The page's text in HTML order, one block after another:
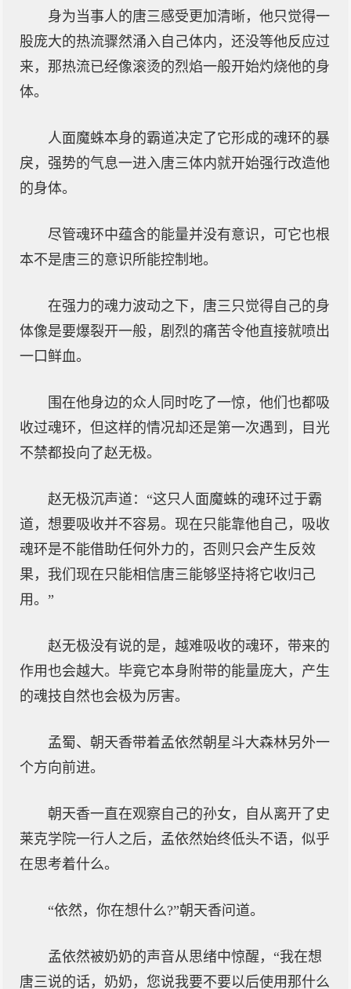
身为当事人的唐三感受更加清晰，他只觉得一
股庞大的热流骤然涌入自己体内，还没等他反应过
来，那热流已经像滚烫的烈焰一般开始灼烧他的身
体。
人面魔蛛本身的霸道决定了它形成的魂环的暴
戾，强势的气息一进入唐三体内就开始强行改造他
的身体。
尽管魂环中蕴含的能量并没有意识，可它也根
本不是唐三的意识所能控制地。
在强力的魂力波动之下，唐三只觉得自己的身
体像是要爆裂开一般，剧烈的痛苦令他直接就喷出
一口鲜血。
围在他身边的众人同时吃了一惊，他们也都吸
收过魂环，但这样的情况却还是第一次遇到，目光
不禁都投向了赵无极。
赵无极沉声道：“这只人面魔蛛的魂环过于霸
道，想要吸收并不容易。现在只能靠他自己，吸收
魂环是不能借助任何外力的，否则只会产生反效
果，我们现在只能相信唐三能够坚持将它收归己
用。”
赵无极没有说的是，越难吸收的魂环，带来的
作用也会越大。毕竟它本身附带的能量庞大，产生
的魂技自然也会极为厉害。
孟蜀、朝天香带着孟依然朝星斗大森林另外一
个方向前进。
朝天香一直在观察自己的孙女，自从离开了史
莱克学院一行人之后，孟依然始终低头不语，似乎
在思考着什么。
“依然，你在想什么?”朝天香问道。
孟依然被奶奶的声音从思绪中惊醒，“我在想
唐三说的话，奶奶，您说我要不要以后使用那什么